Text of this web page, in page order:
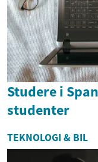
Studere i
studenter
TEKNOLOGI & BIL